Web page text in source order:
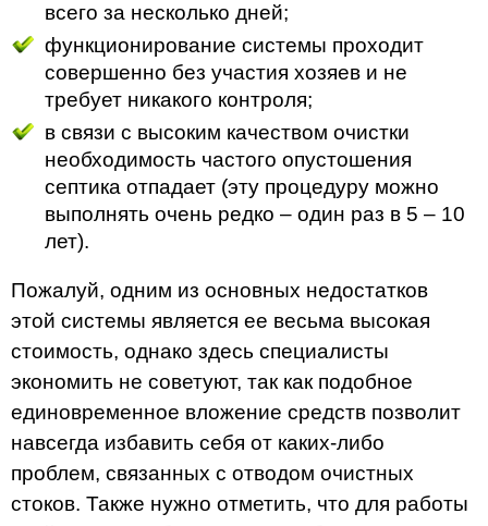
всего за несколько дней;
функционирование системы проходит
совершенно без участия хозяев и не
требует никакого контроля;
в связи с высоким качеством очистки
необходимость частого опустошения
септика отпадает (эту процедуру можно
выполнять очень редко – один раз в 5 – 10
лет).
Пожалуй, одним из основных недостатков
этой системы является ее весьма высокая
стоимость, однако здесь специалисты
экономить не советуют, так как подобное
единовременное вложение средств позволит
навсегда избавить себя от каких-либо
проблем, связанных с отводом очистных
стоков. Также нужно отметить, что для работы